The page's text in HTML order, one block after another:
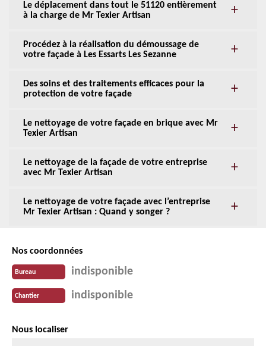
Le déplacement dans tout le 51120 entièrement
à la charge de Mr Texier Artisan
Procédez à la réalisation du démoussage de
votre façade à Les Essarts Les Sezanne
Des soins et des traitements efficaces pour la
protection de votre façade
Le nettoyage de votre façade en brique avec Mr
Texier Artisan
Le nettoyage de la façade de votre entreprise
avec Mr Texier Artisan
Le nettoyage de votre façade avec l’entreprise
Mr Texier Artisan : Quand y songer ?
Nos coordonnées
Bureau indisponible
Chantier indisponible
Nous localiser